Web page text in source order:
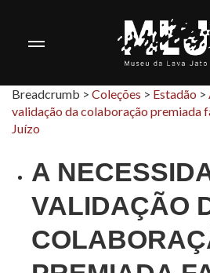
Breadcrumb > Coleções > Estadão >
validação da colaboração premiada
Juízo
A
VALIDAÇÃO